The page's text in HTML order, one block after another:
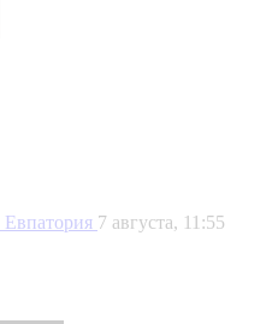
Евпатория 7 августа, 11:55